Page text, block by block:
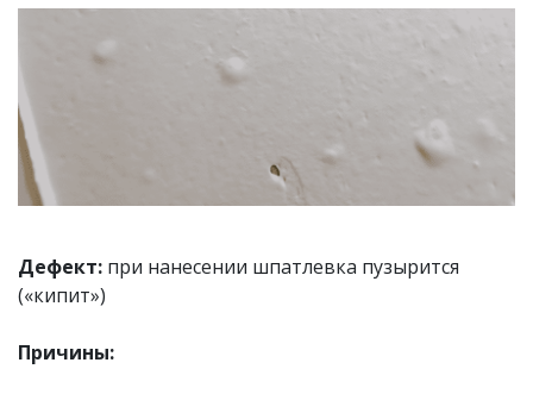
Дефект: при нанесении шпатлевка пузырится
(«кипит»)
Причины: